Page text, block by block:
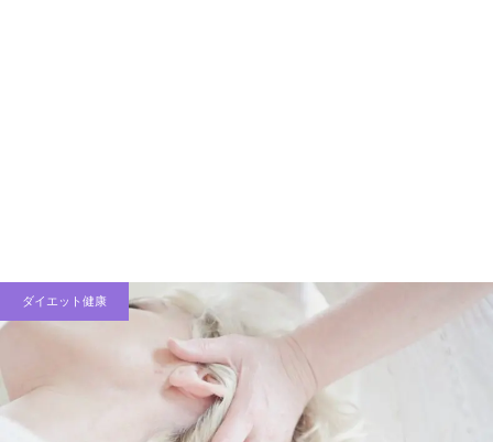
ダイエット健康